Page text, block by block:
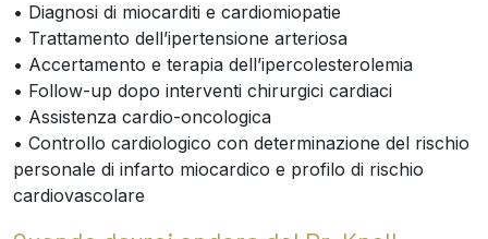
• Diagnosi di miocarditi e cardiomiopatie
• Trattamento dell’ipertensione arteriosa
• Accertamento e terapia dell’ipercolesterolemia
• Follow-up dopo interventi chirurgici cardiaci
• Assistenza cardio-oncologica
• Controllo cardiologico con determinazione del rischio
personale di infarto miocardico e profilo di rischio
cardiovascolare